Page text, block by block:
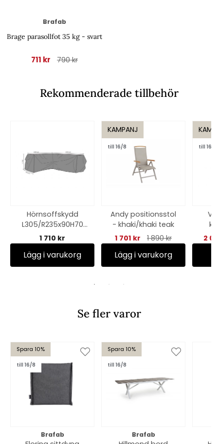
Brafab
Brage parasollfot 35 kg - svart
711 kr 790 kr
Rekommenderade tillbehör
Hörnsoffskydd
L305/R235x90H70
cm, andas - svart
1 710 kr
Lägg i varukorg
KAMPANJ
till 16/8
Andy positionsstol
- khaki/khaki teak
1 701 kr
1 890 kr
Lägg i varukorg
till 16/8
2
Se fler varor
Spara 10%
till 16/8
Brafab
Spara 10%
till 16/8
Brafab